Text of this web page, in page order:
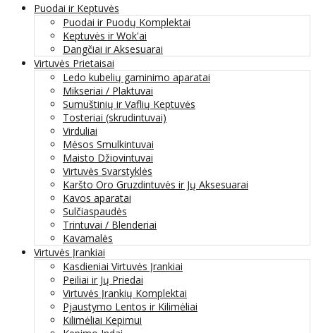
Puodai ir Keptuvės
Puodai ir Puodų Komplektai
Keptuvės ir Wok'ai
Dangčiai ir Aksesuarai
Virtuvės Prietaisai
Ledo kubelių gaminimo aparatai
Mikseriai / Plaktuvai
Sumuštinių ir Vaflių Keptuvės
Tosteriai (skrudintuvai)
Virduliai
Mėsos Smulkintuvai
Maisto Džiovintuvai
Virtuvės Svarstyklės
Karšto Oro Gruzdintuvės ir Jų Aksesuarai
Kavos aparatai
Sulčiaspaudės
Trintuvai / Blenderiai
Kavamalės
Virtuvės Įrankiai
Kasdieniai Virtuvės Įrankiai
Peiliai ir Jų Priedai
Virtuvės Įrankių Komplektai
Pjaustymo Lentos ir Kilimėliai
Kilimėliai Kepimui